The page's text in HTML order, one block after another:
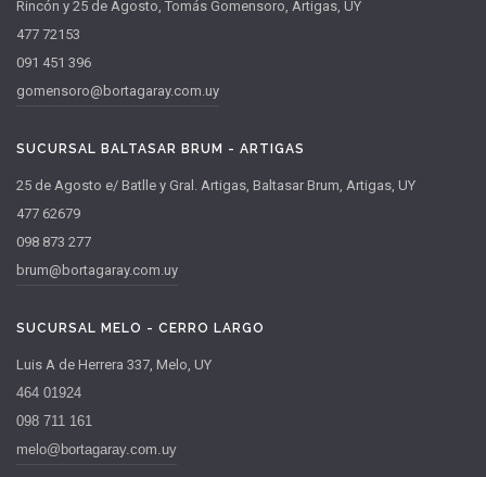
Rincón y 25 de Agosto, Tomás Gomensoro, Artigas, UY
477 72153
091 451 396
gomensoro@bortagaray.com.uy
SUCURSAL BALTASAR BRUM - ARTIGAS
25 de Agosto e/ Batlle y Gral. Artigas, Baltasar Brum, Artigas, UY
477 62679
098 873 277
brum@bortagaray.com.uy
SUCURSAL MELO - CERRO LARGO
Luis A de Herrera 337, Melo, UY
464 01924
098 711 161
melo@bortagaray.com.uy